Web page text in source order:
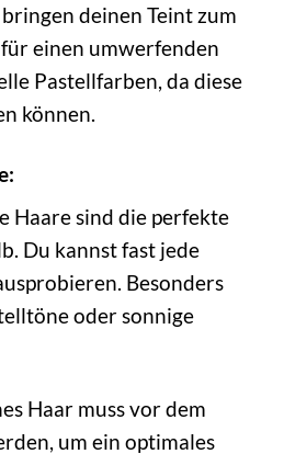
deinen Teint zum
einen umwerfenden
Pastellfarben, da diese
können.
Haare sind die perfekte
Du kannst fast jede
Besonders
oder sonnige
Haar muss vor dem
um ein optimales